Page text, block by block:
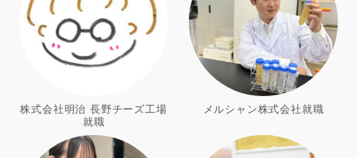
株式会社明治 長野チーズ工場
就職
メルシャン株式会社就職